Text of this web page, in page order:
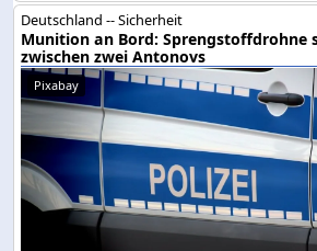
Deutschland -- Sicherheit
Munition an Bord: Sprengstoffdrohne
zwischen zwei Antonovs
Pixabay